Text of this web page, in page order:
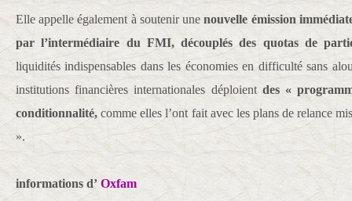
Elle appelle également à soutenir unenouvelle émission
par l’intermédiaire du FMI, découplés des quotas de
liquidités indispensables dans les économies en difficulté sans
institutions financières internationales déploient des «
conditionnalité, comme elles l’ont fait avec les plans de relance
».
informations d’ Oxfam